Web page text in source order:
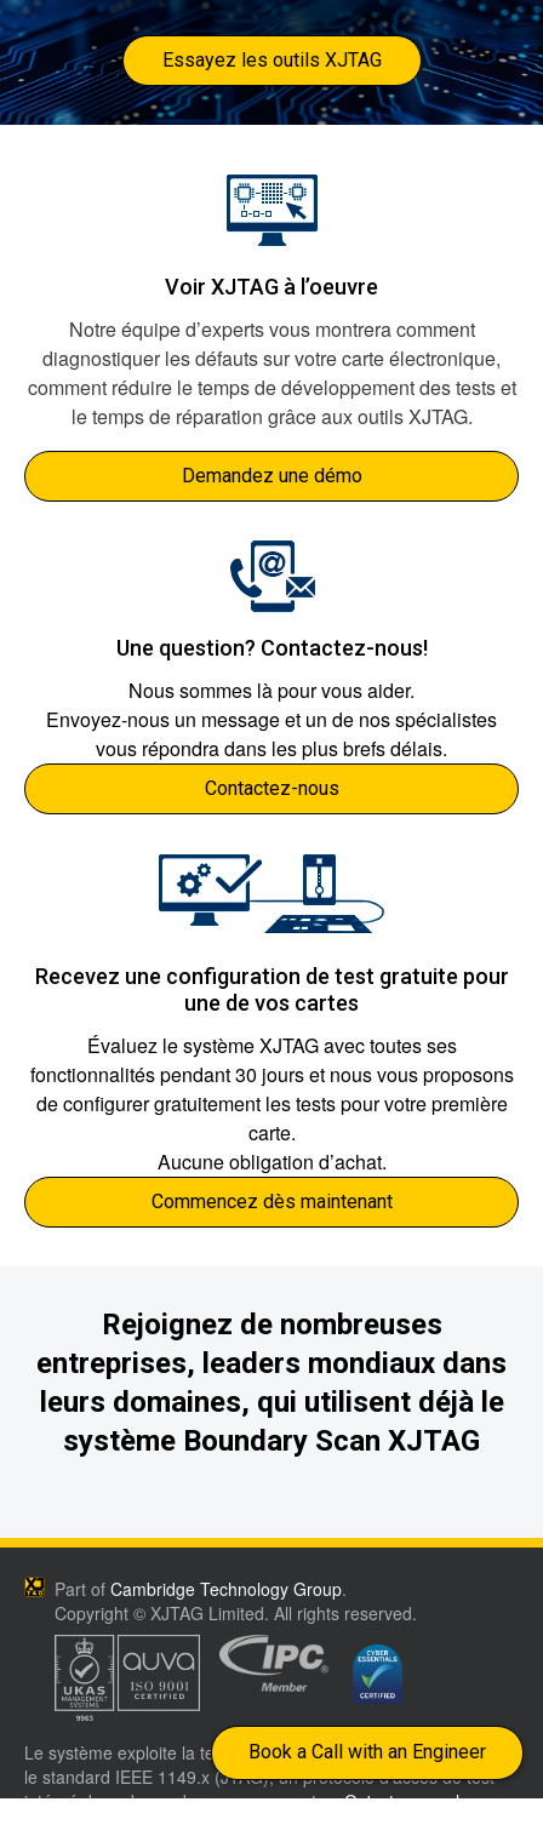
Book a Call with an Engineer
Essayez les outils XJTAG
Voir XJTAG à l’oeuvre
Notre équipe d’experts vous montrera comment
diagnostiquer les défauts sur votre carte électronique,
comment réduire le temps de développement des tests et
le temps de réparation grâce aux outils XJTAG.
Demandez une démo
Une question? Contactez-nous!
Nous sommes là pour vous aider.
Envoyez-nous un message et un de nos spécialistes
vous répondra dans les plus brefs délais.
Contactez-nous
Recevez une configuration de test gratuite pour
une de vos cartes
Évaluez le système XJTAG avec toutes ses
fonctionnalités pendant 30 jours et nous vous proposons
de configurer gratuitement les tests pour votre première
carte.
Aucune obligation d’achat.
Commencez dès maintenant
Rejoignez de nombreuses
entreprises, leaders mondiaux dans
leurs domaines, qui utilisent déjà le
système Boundary Scan XJTAG
Part ofCambridge Technology Group.
Copyright © XJTAG Limited. All rights reserved.
Le système exploite la technique « Boundary Scan » basée sur
le standard IEEE 1149.x (JTAG), un protocole d'accès de test
intégré dans de nombreux composants.Qu'est ce que le